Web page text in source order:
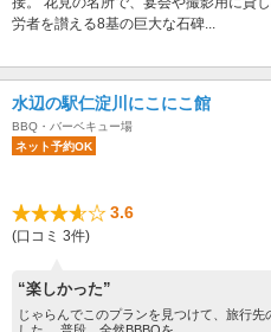
労者を讃える8基の巨大な石碑...
水辺の駅仁淀川にこにこ館
BBQ・バーベキュー場
ネット予約OK
3.6
(口コミ 3件)
“楽しかった”
じゃらんでこのプランを見つけて、旅行